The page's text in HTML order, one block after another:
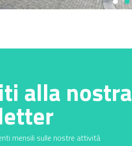
alla nostra
mensili sulle nostre attività